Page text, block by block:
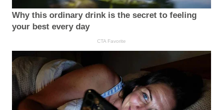
Why this ordinary drink is the secret to feeling
your best every day
CTA Favorite